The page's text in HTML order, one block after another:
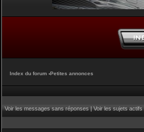
Index du forum ‹Petites annonces
Voir les messages sans réponses|Voir les sujets actifs